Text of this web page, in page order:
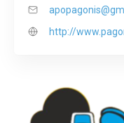
http://